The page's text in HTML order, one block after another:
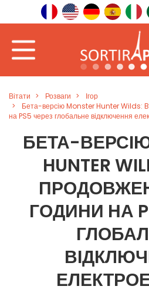
Вітати Розваги
Ігор
Бета-версію Monster Hunter Wilds:
на PS5 через глобальне відключення
БЕТА-ВЕРСІЮ
HUNTER
ГОДИНИ НА